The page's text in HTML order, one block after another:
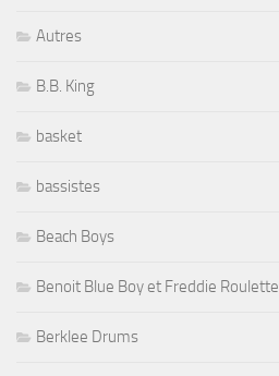
Autres
B.B. King
basket
bassistes
Beach Boys
Benoit Blue Boy et Freddie Roulette
Berklee Drums